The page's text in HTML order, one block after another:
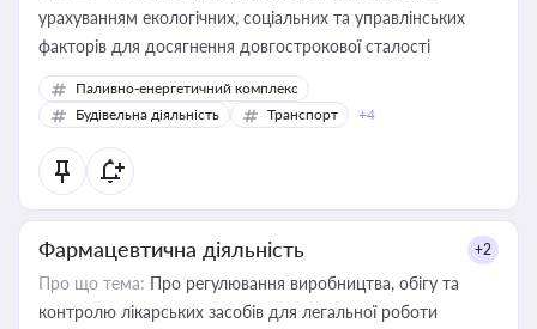
урахуванням екологічних, соціальних та управлінських
факторів для досягнення довгострокової сталості
Паливно-енергетичний комплекс
Будівельна діяльність
Транспорт +4
Фармацевтична діяльність +2
Про що тема: Про регулювання виробництва, обігу та
контролю лікарських засобів для легальної роботи